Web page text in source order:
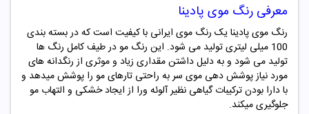
معرفی رنگ موی پادینا
رنگ موی پادینا یک رنگ موی ایرانی با کیفیت است که در بسته بندی
100 میلی لیتری تولید می شود. این رنگ مو در طیف کامل رنگ ها
تولید می شود و به دلیل داشتن مقداری زیاد و موثری از رنگدانه های
مورد نیاز پوشش دهی موی سر به راحتی تارهای مو را پوشش میدهد و
با دارا بودن ترکیبات گیاهی نظیر آلوئه ورا از ایجاد خشکی و التهاب مو
جلوگیری میکند.